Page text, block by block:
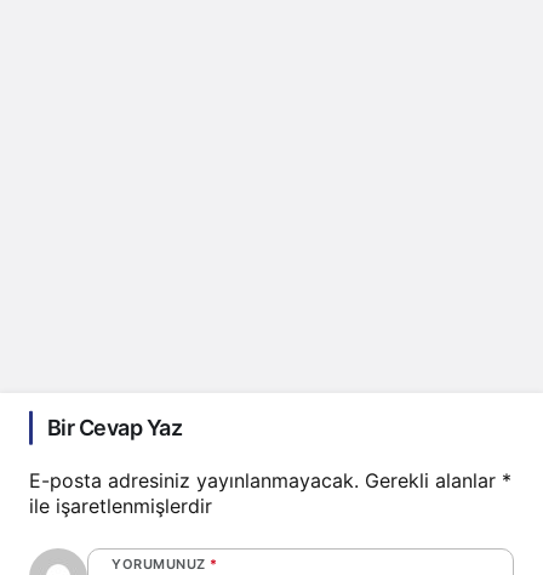
Bir Cevap Yaz
E-posta adresiniz yayınlanmayacak. Gerekli alanlar *
ile işaretlenmişlerdir
YORUMUNUZ *